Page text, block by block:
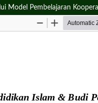
Model Pembelajaran